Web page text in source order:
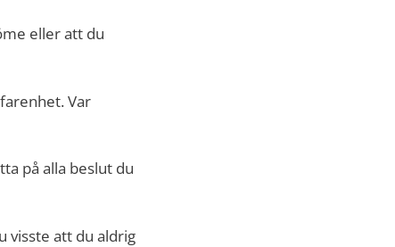
eller att du
Var
på alla beslut du
visste att du aldrig